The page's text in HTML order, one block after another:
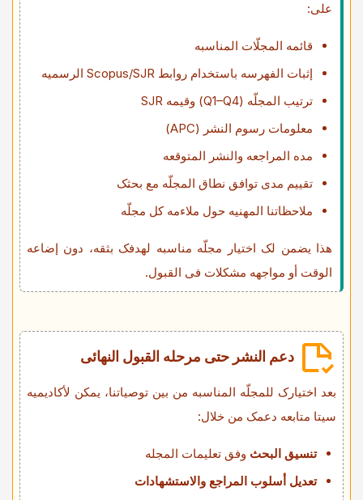
على:
قائمه المجلّات المناسبه
إثبات الفهرسه باستخدام روابط Scopus/SJR الرسمیه
ترتیب المجلّه (Q1–Q4) وقیمه SJR
معلومات رسوم النشر (APC)
مده المراجعه والنشر المتوقعه
تقییم مدى توافق نطاق المجلّه مع بحثک
ملاحظاتنا المهنیه حول ملاءمه کل مجلّه
هذا یضمن لک اختیار مجلّه مناسبه لهدفک بثقه، دون إضاعه
الوقت أو مواجهه مشکلات فی القبول.
دعم النشر حتى مرحله القبول النهائی
بعد اختیارک للمجلّه المناسبه من بین توصیاتنا، یمکن لأکادیمیه
سیتا متابعه دعمک من خلال:
تنسیق البحث وفق تعلیمات المجله
تعدیل أسلوب المراجع والاستشهادات